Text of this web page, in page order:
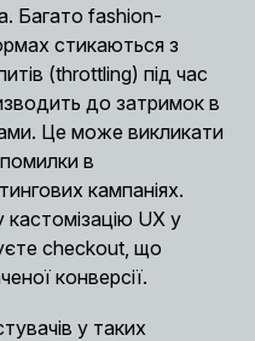
Багато fashion-
стикаються з
(throttling) під час
до затримок в
Це може викликати
в
кампаніях.
UX у
checkout, що
конверсії.
у таких